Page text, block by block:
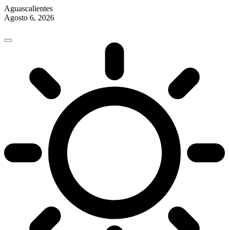
Aguascalientes
Agosto 6, 2026
content